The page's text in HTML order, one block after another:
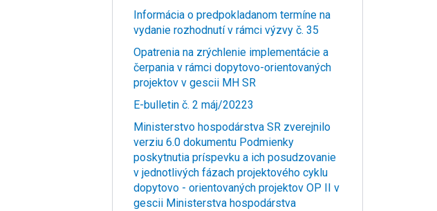
Informácia o predpokladanom termíne na
vydanie rozhodnutí v rámci výzvy č. 35
Opatrenia na zrýchlenie implementácie a
čerpania v rámci dopytovo-orientovaných
projektov v gescii MH SR
E-bulletin č. 2 máj/20223
Ministerstvo hospodárstva SR zverejnilo
verziu 6.0 dokumentu Podmienky
poskytnutia príspevku a ich posudzovanie
v jednotlivých fázach projektového cyklu
dopytovo - orientovaných projektov OP II v
gescii Ministerstva hospodárstva